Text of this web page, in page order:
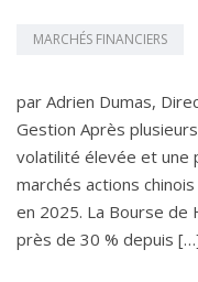
MARCHÉS FINANCIERS
par Adrien Dumas,
Gestion Après
volatilité élevée et une
marchés actions
en 2025. La Bourse de
près de 30 % depuis